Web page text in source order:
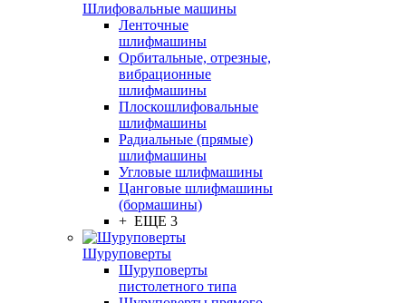
Шлифовальные машины
Ленточные
шлифмашины
Орбитальные, отрезные,
вибрационные
шлифмашины
Плоскошлифовальные
шлифмашины
Радиальные (прямые)
шлифмашины
Угловые шлифмашины
Цанговые шлифмашины
(бормашины)
+ ЕЩЕ 3
Шуруповерты
Шуруповерты
пистолетного типа